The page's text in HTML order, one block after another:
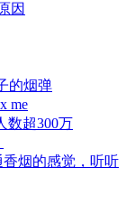
因
的烟弹
me
数超300万
烟的感觉，听听